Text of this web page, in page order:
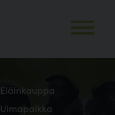
Eläinkauppa
Uimapaikka